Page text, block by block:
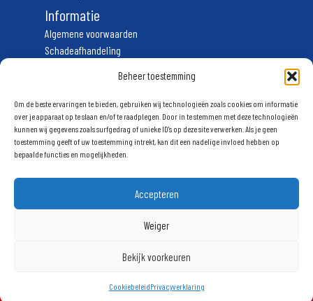
Beheer toestemming
Om de beste ervaringen te bieden, gebruiken wij technologieën zoals cookies om informatie
over je apparaat op te slaan en/of te raadplegen. Door in te stemmen met deze technologieën
kunnen wij gegevens zoals surfgedrag of unieke ID's op deze site verwerken. Als je geen
toestemming geeft of uw toestemming intrekt, kan dit een nadelige invloed hebben op
bepaalde functies en mogelijkheden.
Accepteren
Weiger
Bekijk voorkeuren
CookiebeleidPrivacyverklaring
Informatie
Algemene voorwaarden
Schadeafhandeling
Volg ons
Schrijf u in voor onze nieuwsbrief
© 2025 Van den Haak. WebdesignSpijker & Co